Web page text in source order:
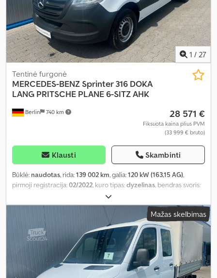
1 / 27
Berlin 740 km
Tentinė furgonė
MERCEDES-BENZ Sprinter 316 DOKA
LANG PRITSCHE PLANE 6-SITZ AHK
28 571 €
Fiksuota kaina plius PVM
(33 999 € bruto)
Klausti Skambinti
Būklė: naudotas, rida:139 002 km, galia:120 kW (163,15 AG),
pirmoji registracija:02/2022, kuro tipas:dyzelinas, bendras svoris:
02/2028
automatinis, emisijos klasė:Euro 6, sėdimų vietų skaičius:6,
Gamybos metai:
ABS, autonominis šildytuvas,
centrinis užraktas, elektroninė stabilumo programa (ESP),
navigacijos sistema, oro kondicionavimas, suodžių filtras ,
Mažas skelbimas